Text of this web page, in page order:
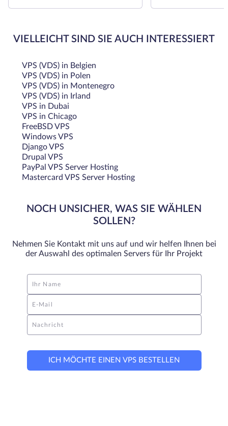
VIELLEICHT SIND SIE AUCH INTERESSIERT
VPS (VDS) in Belgien
VPS (VDS) in Polen
VPS (VDS) in Montenegro
VPS (VDS) in Irland
VPS in Dubai
VPS in Chicago
FreeBSD VPS
Windows VPS
Django VPS
Drupal VPS
PayPal VPS Server Hosting
Mastercard VPS Server Hosting
NOCH UNSICHER, WAS SIE WÄHLEN
SOLLEN?
Nehmen Sie Kontakt mit uns auf und wir helfen Ihnen bei
der Auswahl des optimalen Servers für Ihr Projekt
Ihr Name
E-Mail
Nachricht
ICH MÖCHTE EINEN VPS BESTELLEN